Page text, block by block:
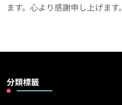
ます。心より感謝申し上げます。
分類標籤